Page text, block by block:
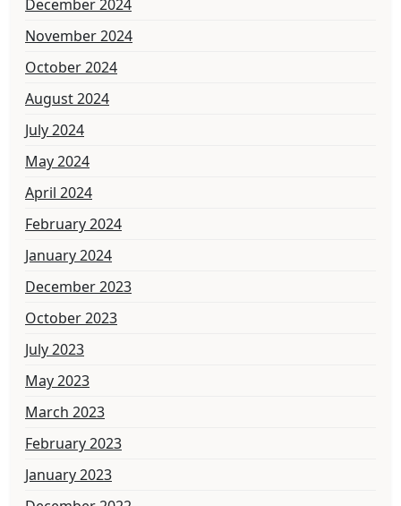
December 2024
November 2024
October 2024
August 2024
July 2024
May 2024
April 2024
February 2024
January 2024
December 2023
October 2023
July 2023
May 2023
March 2023
February 2023
January 2023